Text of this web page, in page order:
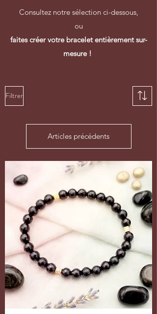
Consultez notre sélection ci-dessous,
ou
faites créer votre bracelet entièrement sur-
mesure !
Filtrer
Articles précédents